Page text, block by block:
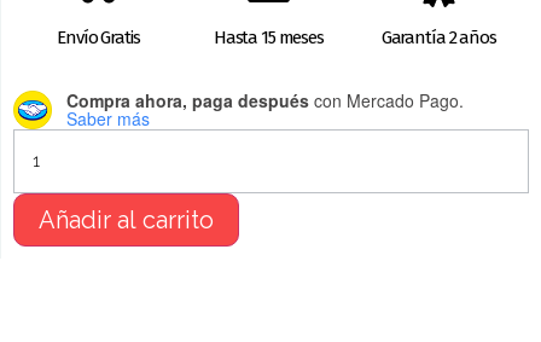
Envío Gratis Hasta 15 meses Garantía 2 años
Compra ahora, paga después con Mercado Pago.
Saber más
Añadir al carrito